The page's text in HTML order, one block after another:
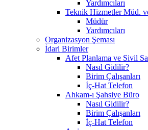
Yardımcıları
Teknik Hizmetler Müd.
Müdür
Yardımcıları
Organizasyon Şeması
İdari Birimler
Afet Planlama ve Sivil
Nasıl Gidilir?
Birim Çalışanları
İç-Hat Telefon
Ahkam-ı Şahsiye Büro
Nasıl Gidilir?
Birim Çalışanları
İç-Hat Telefon